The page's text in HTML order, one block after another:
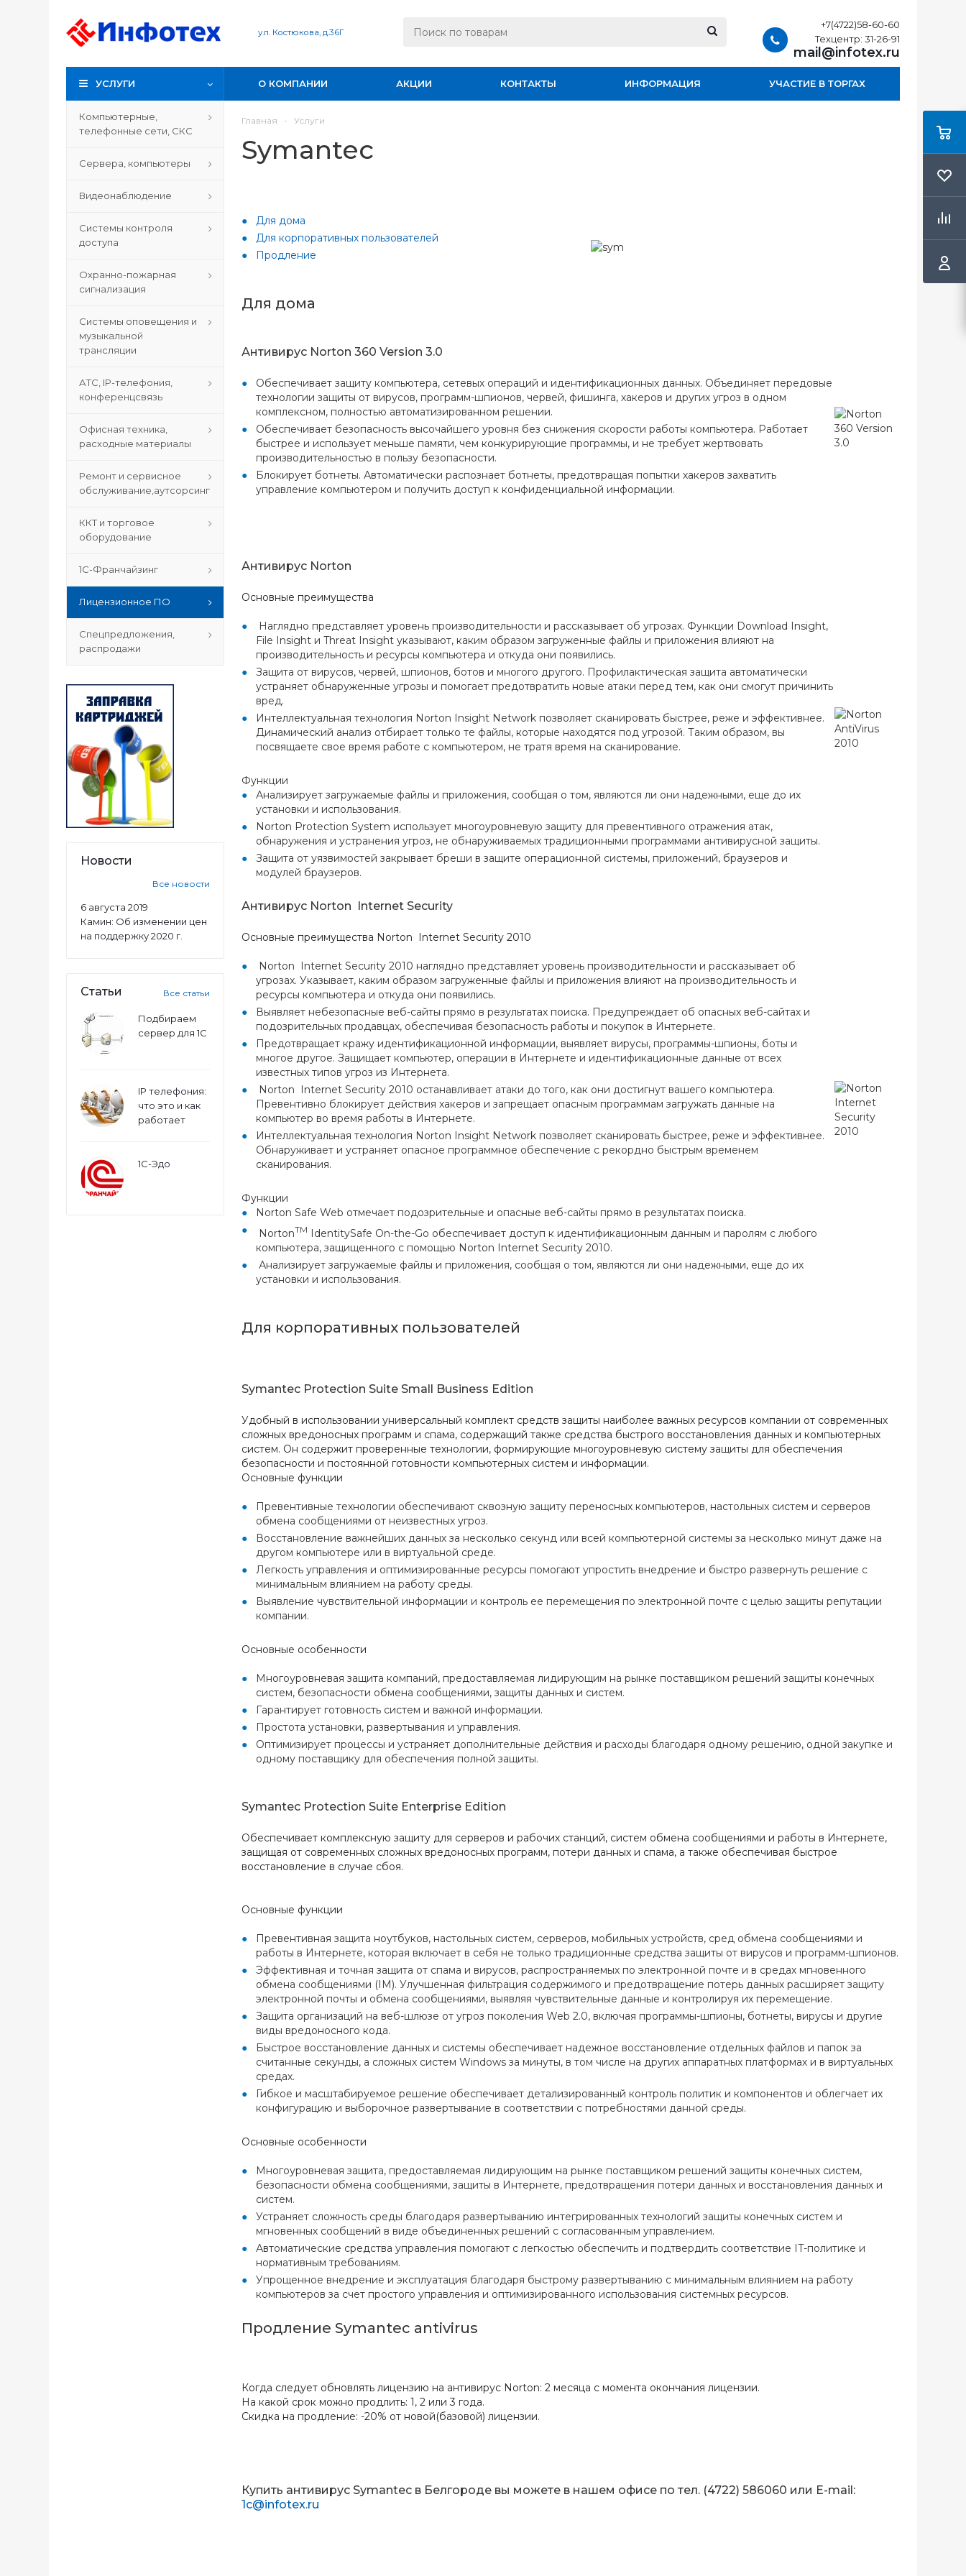
ул. Костюкова, д.36Г
+7(4722)58-60-60
Техцентр: 31-26-91
mail@infotex.ru
УСЛУГИ О КОМПАНИИ АКЦИИ КОНТАКТЫ ИНФОРМАЦИЯ УЧАСТИЕ В ТОРГАХ
Компьютерные,
телефонные сети, СКС
Сервера, компьютеры
Видеонаблюдение
Системы контроля
доступа
Охранно-пожарная
сигнализация
Системы оповещения и
музыкальной
трансляции
АТС, IP-телефония,
конференцсвязь
Офисная техника,
расходные материалы
Ремонт и сервисное
обслуживание,аутсорсинг
ККТ и торговое
оборудование
1С-Франчайзинг
Лицензионное ПО
Спецпредложения,
распродажи
Новости
Все новости
6 августа 2019
Камин: Об изменении цен
на поддержку 2020 г.
Статьи Все статьи
Подбираем
сервер для 1С
IP телефония:
что это и как
работает
1С-Эдо
Главная - Услуги
Symantec
Для дома
Для корпоративных пользователей
Продление
Для дома
Антивирус Norton 360 Version 3.0
Обеспечивает защиту компьютера, сетевых операций и идентификационных данных. Объединяет передовые
технологии защиты от вирусов, программ-шпионов, червей, фишинга, хакеров и других угроз в одном
комплексном, полностью автоматизированном решении.
Обеспечивает безопасность высочайшего уровня без снижения скорости работы компьютера. Работает
быстрее и использует меньше памяти, чем конкурирующие программы, и не требует жертвовать
производительностью в пользу безопасности.
Блокирует ботнеты. Автоматически распознает ботнеты, предотвращая попытки хакеров захватить
управление компьютером и получить доступ к конфиденциальной информации.
Антивирус Norton
Основные преимущества
Наглядно представляет уровень производительности и рассказывает об угрозах. Функции Download Insight,
File Insight и Threat Insight указывают, каким образом загруженные файлы и приложения влияют на
производительность и ресурсы компьютера и откуда они появились.
Защита от вирусов, червей, шпионов, ботов и многого другого. Профилактическая защита автоматически
устраняет обнаруженные угрозы и помогает предотвратить новые атаки перед тем, как они смогут причинить
вред.
Интеллектуальная технология Norton Insight Network позволяет сканировать быстрее, реже и эффективнее.
Динамический анализ отбирает только те файлы, которые находятся под угрозой. Таким образом, вы
посвящаете свое время работе с компьютером, не тратя время на сканирование.
Функции
Анализирует загружаемые файлы и приложения, сообщая о том, являются ли они надежными, еще до их
установки и использования.
Norton Protection System использует многоуровневую защиту для превентивного отражения атак,
обнаружения и устранения угроз, не обнаруживаемых традиционными программами антивирусной защиты.
Защита от уязвимостей закрывает бреши в защите операционной системы, приложений, браузеров и
модулей браузеров.
Антивирус Norton Internet Security
Основные преимущества Norton Internet Security 2010
Norton Internet Security 2010 наглядно представляет уровень производительности и рассказывает об
угрозах. Указывает, каким образом загруженные файлы и приложения влияют на производительность и
ресурсы компьютера и откуда они появились.
Выявляет небезопасные веб-сайты прямо в результатах поиска. Предупреждает об опасных веб-сайтах и
подозрительных продавцах, обеспечивая безопасность работы и покупок в Интернете.
Предотвращает кражу идентификационной информации, выявляет вирусы, программы-шпионы, боты и
многое другое. Защищает компьютер, операции в Интернете и идентификационные данные от всех
известных типов угроз из Интернета.
Norton Internet Security 2010 останавливает атаки до того, как они достигнут вашего компьютера.
Превентивно блокирует действия хакеров и запрещает опасным программам загружать данные на
компьютер во время работы в Интернете.
Интеллектуальная технология Norton Insight Network позволяет сканировать быстрее, реже и эффективнее.
Обнаруживает и устраняет опасное программное обеспечение с рекордно быстрым временем
сканирования.
Функции
Norton Safe Web отмечает подозрительные и опасные веб-сайты прямо в результатах поиска.
NortonTM IdentitySafe On-the-Go обеспечивает доступ к идентификационным данным и паролям с любого
компьютера, защищенного с помощью Norton Internet Security 2010.
Анализирует загружаемые файлы и приложения, сообщая о том, являются ли они надежными, еще до их
установки и использования.
Для корпоративных пользователей
Symantec Protection Suite Small Business Edition
Удобный в использовании универсальный комплект средств защиты наиболее важных ресурсов компании от современных
сложных вредоносных программ и спама, содержащий также средства быстрого восстановления данных и компьютерных
систем. Он содержит проверенные технологии, формирующие многоуровневую систему защиты для обеспечения
безопасности и постоянной готовности компьютерных систем и информации.
Основные функции
Превентивные технологии обеспечивают сквозную защиту переносных компьютеров, настольных систем и серверов
обмена сообщениями от неизвестных угроз.
Восстановление важнейших данных за несколько секунд или всей компьютерной системы за несколько минут даже на
другом компьютере или в виртуальной среде.
Легкость управления и оптимизированные ресурсы помогают упростить внедрение и быстро развернуть решение с
минимальным влиянием на работу среды.
Выявление чувствительной информации и контроль ее перемещения по электронной почте с целью защиты репутации
компании.
Основные особенности
Многоуровневая защита компаний, предоставляемая лидирующим на рынке поставщиком решений защиты конечных
систем, безопасности обмена сообщениями, защиты данных и систем.
Гарантирует готовность систем и важной информации.
Простота установки, развертывания и управления.
Оптимизирует процессы и устраняет дополнительные действия и расходы благодаря одному решению, одной закупке и
одному поставщику для обеспечения полной защиты.
Symantec Protection Suite Enterprise Edition
Обеспечивает комплексную защиту для серверов и рабочих станций, систем обмена сообщениями и работы в Интернете,
защищая от современных сложных вредоносных программ, потери данных и спама, а также обеспечивая быстрое
восстановление в случае сбоя.
Основные функции
Превентивная защита ноутбуков, настольных систем, серверов, мобильных устройств, сред обмена сообщениями и
работы в Интернете, которая включает в себя не только традиционные средства защиты от вирусов и программ-шпионов.
Эффективная и точная защита от спама и вирусов, распространяемых по электронной почте и в средах мгновенного
обмена сообщениями (IM). Улучшенная фильтрация содержимого и предотвращение потерь данных расширяет защиту
электронной почты и обмена сообщениями, выявляя чувствительные данные и контролируя их перемещение.
Защита организаций на веб-шлюзе от угроз поколения Web 2.0, включая программы-шпионы, ботнеты, вирусы и другие
виды вредоносного кода.
Быстрое восстановление данных и системы обеспечивает надежное восстановление отдельных файлов и папок за
считанные секунды, а сложных систем Windows за минуты, в том числе на других аппаратных платформах и в виртуальных
средах.
Гибкое и масштабируемое решение обеспечивает детализированный контроль политик и компонентов и облегчает их
конфигурацию и выборочное развертывание в соответствии с потребностями данной среды.
Основные особенности
Многоуровневая защита, предоставляемая лидирующим на рынке поставщиком решений защиты конечных систем,
безопасности обмена сообщениями, защиты в Интернете, предотвращения потери данных и восстановления данных и
систем.
Устраняет сложность среды благодаря развертыванию интегрированных технологий защиты конечных систем и
мгновенных сообщений в виде объединенных решений с согласованным управлением.
Автоматические средства управления помогают с легкостью обеспечить и подтвердить соответствие IT-политике и
нормативным требованиям.
Упрощенное внедрение и эксплуатация благодаря быстрому развертыванию с минимальным влиянием на работу
компьютеров за счет простого управления и оптимизированного использования системных ресурсов.
Продление Symantec antivirus
Когда следует обновлять лицензию на антивирус Norton: 2 месяца с момента окончания лицензии.
На какой срок можно продлить: 1, 2 или 3 года.
Скидка на продление: -20% от новой(базовой) лицензии.
Купить антивирус Symantec в Белгороде вы можете в нашем офисе по тел. (4722) 586060 или E-mail:
1c@infotex.ru